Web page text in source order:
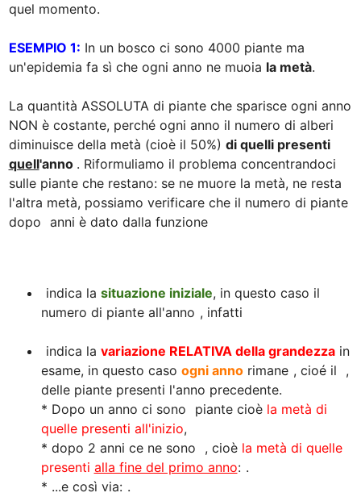
quel momento.
ESEMPIO 1: In un bosco ci sono 4000 piante ma
un'epidemia fa sì che ogni anno ne muoia la metà.
La quantità ASSOLUTA di piante che sparisce ogni anno
NON è costante, perché ogni anno il numero di alberi
diminuisce della metà (cioè il 50%)
di quelli presenti
quell'anno . Riformuliamo il problema concentrandoci
sulle piante che restano: se ne muore la metà, ne resta
l'altra metà, possiamo verificare che il numero di piante
dopo anni è dato dalla funzione
indica la situazione iniziale, in questo caso il
numero di piante all'anno , infatti
indica la variazione RELATIVA della grandezza in
esame, in questo caso ogni anno rimane , cioé il
,
delle piante presenti l'anno precedente.
* Dopo un anno ci sono
piante cioè la metà di
quelle presenti all'inizio,
* dopo 2 anni ce ne sono
, cioè la metà di quelle
presenti alla fine del primo anno: .
* ...e così via: .